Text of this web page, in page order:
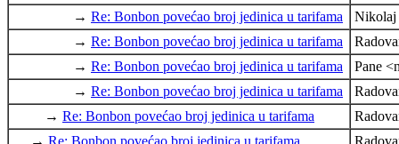
→ Re: Bonbon povećao broj jedinica u tarifama
Nikolaj
→ Re: Bonbon povećao broj jedinica u tarifama
→ Re: Bonbon povećao broj jedinica u tarifama
Pane
→ Re: Bonbon povećao broj jedinica u tarifama
→ Re: Bonbon povećao broj jedinica u tarifama
→ Re: Bonbon povećao broj jedinica u tarifama